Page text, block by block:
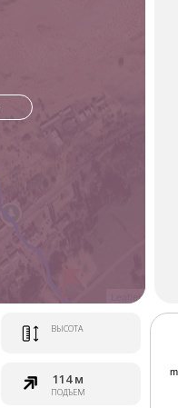
Leaflet
ВЫСОТА
114 м
ПОДЪЕМ
m